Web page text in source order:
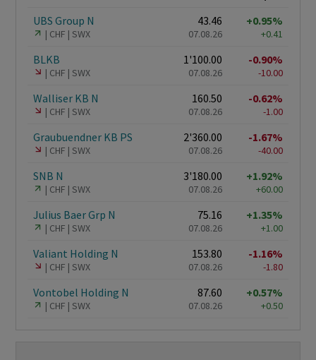
UBS Group N
CHF SWX
43.46
07.08.26
+0.95%
+0.41
BLKB
CHF SWX
1'100.00
07.08.26
-0.90%
-10.00
Walliser KB N
CHF SWX
160.50
07.08.26
-0.62%
-1.00
Graubuendner KB PS
CHF SWX
2'360.00
07.08.26
-1.67%
-40.00
SNB N
CHF SWX
3'180.00
07.08.26
+1.92%
+60.00
Julius Baer Grp N
CHF SWX
75.16
07.08.26
+1.35%
+1.00
Valiant Holding N
CHF SWX
153.80
07.08.26
-1.16%
-1.80
Vontobel Holding N
CHF SWX
87.60
07.08.26
+0.57%
+0.50